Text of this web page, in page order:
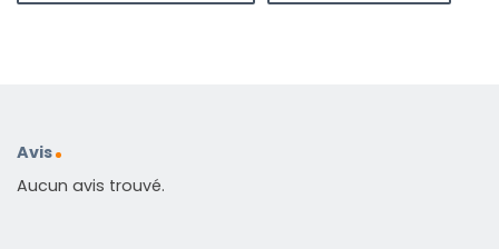
Avis
Aucun avis trouvé.